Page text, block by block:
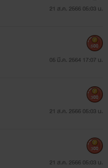
ใช้วิจารณญาณในการอ่าน ทุก
เรื่องที่ผู้ชายสามารถท้องได้
ดประสงค์ด้านลบแต่อย่างใด
21 ส.ค. 2566 05:03 น.
05 มี.ค. 2564 17:07 น.
500
21 ส.ค. 2566 05:03 น.
300
21 ส.ค. 2566 05:03 น.
300